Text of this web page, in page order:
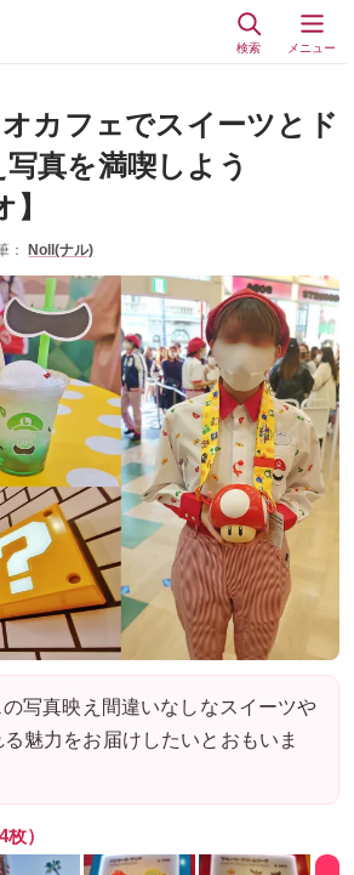
検索 メニュー
オカフェでスイーツとド
真を満喫しよう
： Noll(ナル)
写真映え間違いなしなスイーツや
魅力をお届けしたいとおもいま
）